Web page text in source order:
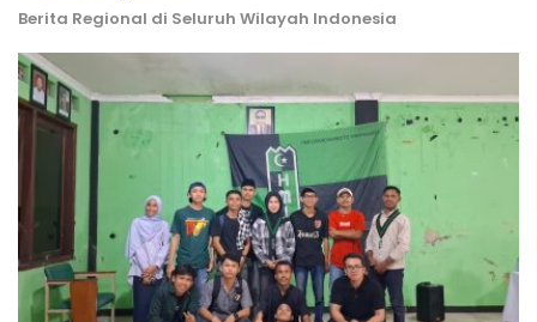
Berita Regional di Seluruh Wilayah Indonesia